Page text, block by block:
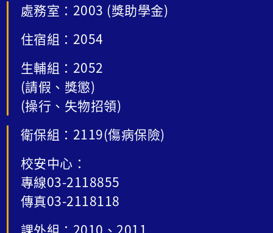
處務室：2003 (獎助學金)
住宿組：2054
生輔組：2052
(請假、獎懲)
(操行、失物招領)
衛保組：2119(傷病保險)
校安中心：
專線03-2118855
傳真03-2118118
課外組：2010、2011